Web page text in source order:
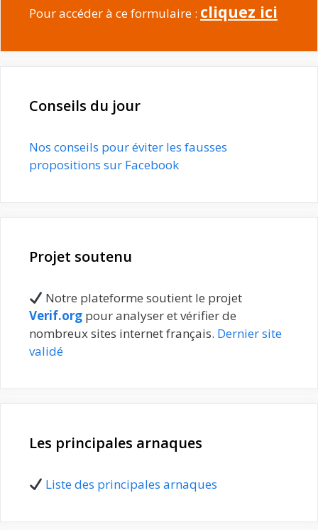
Pour accéder à ce formulaire : cliquez ici
Conseils du jour
Nos conseils pour éviter les fausses
propositions sur Facebook
Projet soutenu
Notre plateforme soutient le projet
Verif.org pour analyser et vérifier de
nombreux sites internet français. Dernier site
validé
Les principales arnaques
Liste des principales arnaques